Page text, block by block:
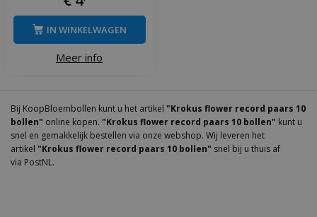
Meer info
IN WINKELWAGEN
Bij KoopBloembollen kunt u het artikel "Krokus flower record paars 10
bollen" online kopen. "Krokus flower record paars 10 bollen" kunt u
snel en gemakkelijk bestellen via onze webshop. Wij leveren het
artikel "Krokus flower record paars 10 bollen" snel bij u thuis af
via PostNL.